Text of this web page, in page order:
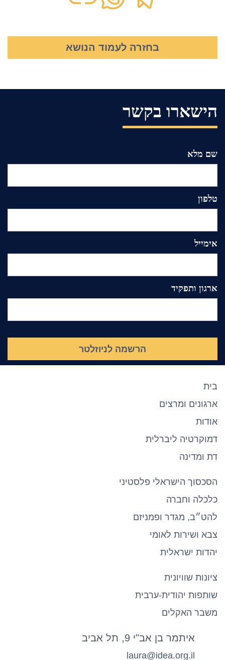
בחזרה לעמוד הנושא
הישארו בקשר
טלפון
שם מלא
ארגון ותפקיד
אימייל
איתמר בן אב"י 9, תל אביב
laura@idea.org.il
ציונות שוויונית
שותפות יהודית-ערבית
משבר האקלים
הסכסוך הישראלי פלסטיני
כלכלה וחברה
להט״ב, מגדר ופמניזם
צבא ושירות לאומי
יהדות ישראלית
בית
ארגונים ומרצים
אודות
דמוקרטיה ליברלית
דת ומדינה